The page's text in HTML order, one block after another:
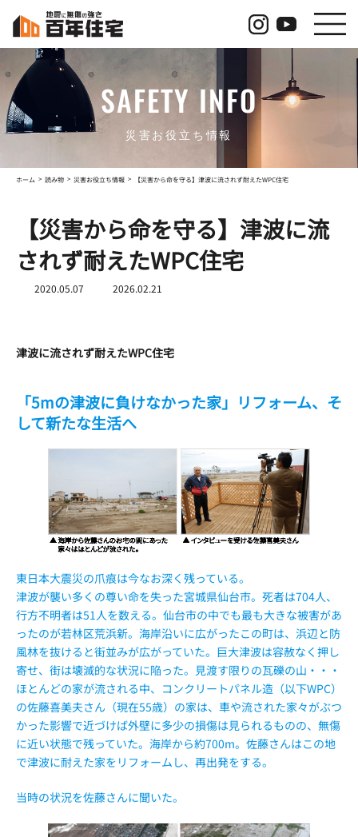
ツ
ス
キ
ッ
シ
ン
に
移
SAFETY INFO
災害お役立ち情報
ホーム 読み物 災害お役立ち情報 【災害から命を守る】津波に流されず耐えたWPC住宅
【災害から命を守る】津波に流
されず耐えたWPC住宅
2020.05.07
最
日
時
2026.02.21
津波に流されず耐えたWPC住宅
「5mの津波に負けなかった家」リフォーム、そ
して新たな生活へ
東日本大震災の爪痕は今なお深く残っている。
津波が襲い多くの尊い命を失った宮城県仙台市。死者は704人、
行方不明者は51人を数える。仙台市の中でも最も大きな被害があ
ったのが若林区荒浜新。海岸沿いに広がったこの町は、浜辺と防
風林を抜けると街並みが広がっていた。巨大津波は容赦なく押し
寄せ、街は壊滅的な状況に陥った。見渡す限りの瓦礫の山・・・
ほとんどの家が流される中、コンクリートパネル造（以下WPC）
の佐藤喜美夫さん（現在55歳）の家は、車や流された家々がぶつ
かった影響で近づけば外壁に多少の損傷は見られるものの、無傷
に近い状態で残っていた。海岸から約700m。佐藤さんはこの地
で津波に耐えた家をリフォームし、再出発をする。
当時の状況を佐藤さんに聞いた。